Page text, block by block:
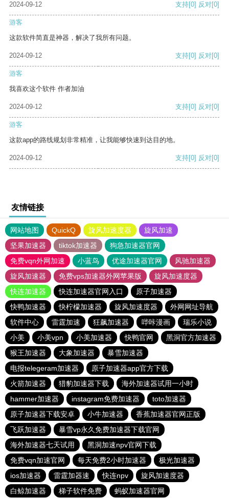
2024-09-12 支持[0] 反对[0]
游客
这款软件简直是神器，解决了我所有问题。
2024-09-12 支持[0] 反对[0]
游客
我喜欢这个软件 作者加油
2024-09-12 支持[0] 反对[0]
游客
这款app的路线规划非常精准，让我能够快速到达目的地。
2024-09-12 支持[0] 反对[0]
友情链接
网站地图 QuickQ 旋风加速度器
旋风加速
坚果加速器
tiktok加速器
狗急加速器官网
免费vqn外网加速
小蓝鸟 优途加速器官网
风驰加速器
旋风加速器
免费vps加速器外网苹果版
旋风加速度器
快连加速器
快连加速器官网入口
原子加速器
快鸭加速器
快柠檬加速器 旋风加速度器
外网网址导航
软件中心
雷霆加速 狂飙加速器 哔咔漫画
瑞乐小说
小美
小美vpn 小美加速器 快鸭官网
黑洞官方加速器
猴王加速器
大象加速器
暴雪加速器
电报telegeram加速器
原子加速器app官方下载
火箭加速器
猎豹加速器下载
海外加速器试用一小时
hammer加速器
instagram免费加速器
toto加速器
原子加速器下载安卓
小牛加速器
香蕉加速器官网正版
飞跃加速器
暴雪vp永久免费加速器下载官网
海外加速器七天试用
黑洞加速npv官网下载
免费vqn加速官网
每天免费2小时加速器
极光加速器
ios加速器
雷霆加器速 快连npv
旋风加速度器
白鲸加速器
梯子软件免费 蚂蚁加速器官网